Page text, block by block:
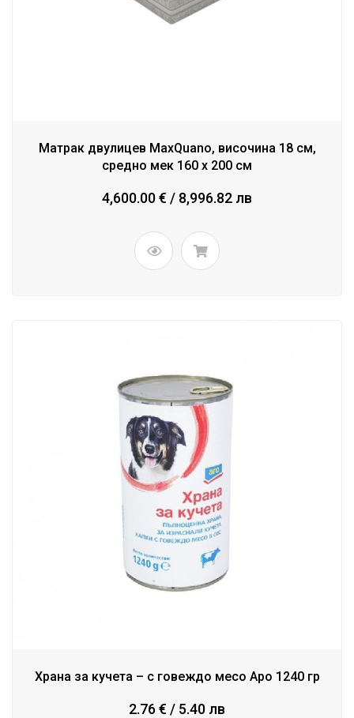
Матрак двулицев MaxQuano, височина 18 см,
средно мек 160 x 200 см
4,600.00 € / 8,996.82 лв
Храна за кучета – с говеждо месо Аро 1240 гр
2.76 € / 5.40 лв